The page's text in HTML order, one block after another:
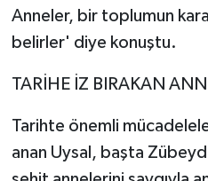
Anneler, bir toplumun
belirler' diye konuştu.
TARİHE İZ BIRAKAN
Tarihte önemli
anan Uysal, başta